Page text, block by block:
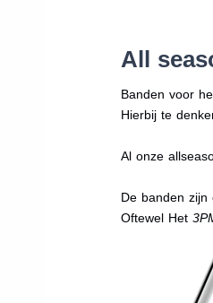
All
Banden voor
Hierbij te
Al onze
De banden zijn
Oftewel Het